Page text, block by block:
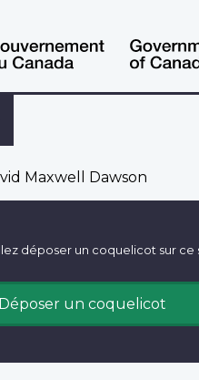
Maxwell Dawson
déposer un coquelicot sur ce
Déposer un coquelicot